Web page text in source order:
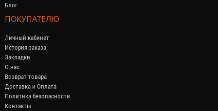
Блог
ПОКУПАТЕЛЮ
Личный кабинет
История заказа
Закладки
О нас
Возврат товара
Доставка и Оплата
Политика безопасности
Контакты